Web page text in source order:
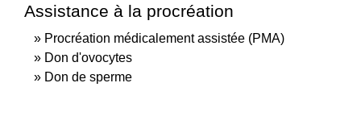
Assistance à la procréation
Procréation médicalement assistée (PMA)
Don d'ovocytes
Don de sperme